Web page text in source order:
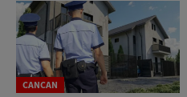
CANCAN